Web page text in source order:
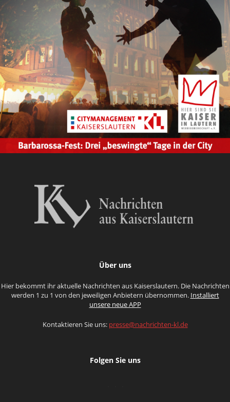
Über uns
Hier bekommt ihr aktuelle Nachrichten aus Kaiserslautern. Die Nachrichten
werden 1 zu 1 von den jeweiligen Anbietern übernommen. Installiert
unsere neue APP
Kontaktieren Sie uns: presse@nachrichten-kl.de
Folgen Sie uns